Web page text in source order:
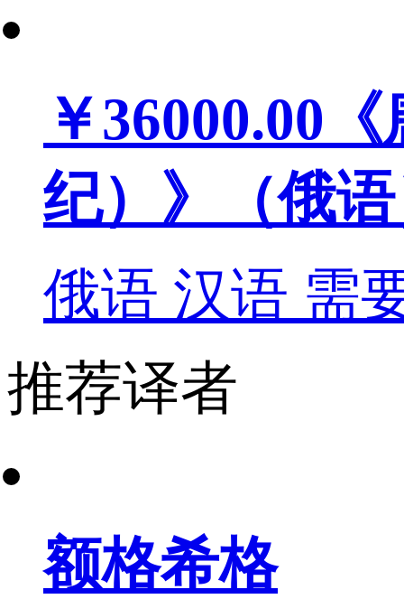
￥36000.00
纪）》（俄
俄语 汉语 需
推荐译者
额格希格